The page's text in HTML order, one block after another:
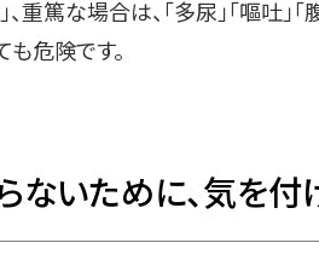
篤な場合は、「多尿」「嘔吐」「
も危険です。
ないために、気を付